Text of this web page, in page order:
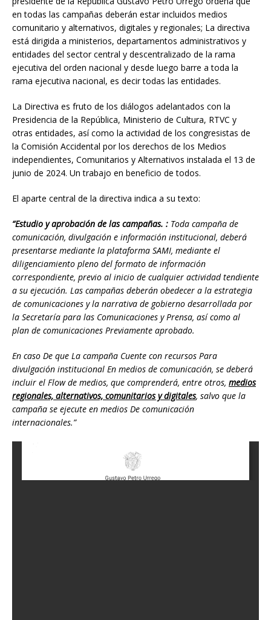
en todas las campañas deberán estar incluidos medios
comunitario y alternativos, digitales y regionales; La directiva
está dirigida a ministerios, departamentos administrativos y
entidades del sector central y descentralizado de la rama
ejecutiva del orden nacional y desde luego barre a toda la
rama ejecutiva nacional, es decir todas las entidades.
La Directiva es fruto de los diálogos adelantados con la
Presidencia de la República, Ministerio de Cultura, RTVC y
otras entidades, así como la actividad de los congresistas de
la Comisión Accidental por los derechos de los Medios
independientes, Comunitarios y Alternativos instalada el 13 de
junio de 2024. Un trabajo en beneficio de todos.
El aparte central de la directiva indica a su texto:
“Estudio y aprobación de las campañas. : Toda campaña de
comunicación, divulgación e información institucional, deberá
presentarse mediante la plataforma SAMI, mediante el
diligenciamiento pleno del formato de información
correspondiente, previo al inicio de cualquier actividad tendiente
a su ejecución. Las campañas deberán obedecer a la estrategia
de comunicaciones y la narrativa de gobierno desarrollada por
la Secretaría para las Comunicaciones y Prensa, así como al
plan de comunicaciones Previamente aprobado.
En caso De que La campaña Cuente con recursos Para
divulgación institucional En medios de comunicación, se deberá
incluir el Flow de medios, que comprenderá, entre otros, medios
regionales, alternativos, comunitarios y digitales, salvo que la
campaña se ejecute en medios De comunicación
internacionales.”
$1.00